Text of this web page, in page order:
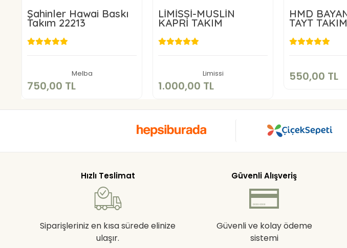
Şahinler Hawai Baskı
Takım 22213
Melba
750,00 TL
Sepete Ekle
LİMİSSİ-MÜSLİN
KAPRİ TAKIM
Limissi
1.000,00 TL
Sepete Ekle
HMD
TAYT
550,00 TL
Hızlı Teslimat
Siparişleriniz en kısa sürede elinize
ulaşır.
Güvenli Alışveriş
Güvenli ve kolay ödeme
sistemi